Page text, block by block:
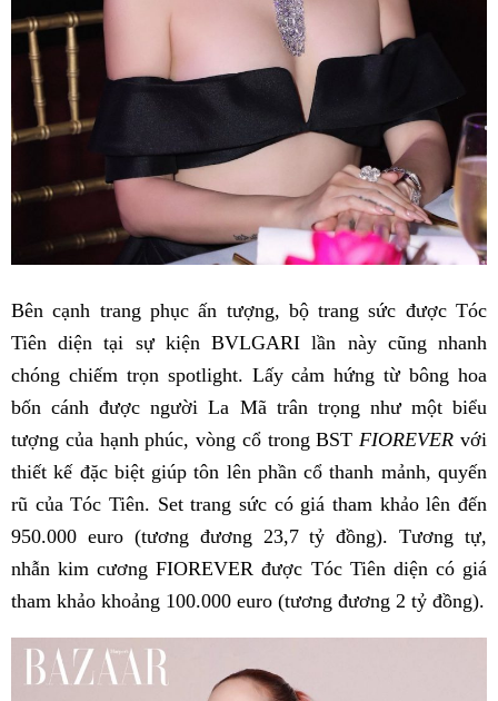
Bên cạnh trang phục ấn tượng, bộ trang sức được Tóc
Tiên diện tại sự kiện BVLGARI lần này cũng nhanh
chóng chiếm trọn spotlight. Lấy cảm hứng từ bông hoa
bốn cánh được người La Mã trân trọng như một biểu
tượng của hạnh phúc, vòng cổ trong BST FIOREVER với
thiết kế đặc biệt giúp tôn lên phần cổ thanh mảnh, quyến
rũ của Tóc Tiên. Set trang sức có giá tham khảo lên đến
950.000 euro (tương đương 23,7 tỷ đồng). Tương tự,
nhẫn kim cương FIOREVER được Tóc Tiên diện có giá
tham khảo khoảng 100.000 euro (tương đương 2 tỷ đồng).